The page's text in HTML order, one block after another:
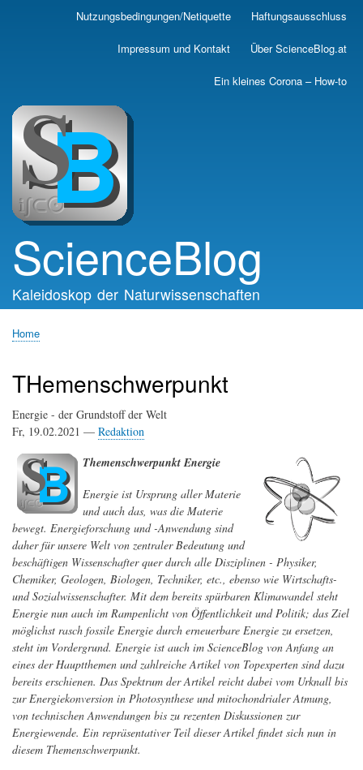
Skip
main
Nutzungsbedingungen/Netiquette Haftungsausschluss
Impressum und Kontakt Über ScienceBlog.at
Ein kleines Corona – How-to
ScienceBlog
Kaleidoskop der Naturwissenschaften
Home
THemenschwerpunkt
Energie - der Grundstoff der Welt
Fr, 19.02.2021 — Redaktion
Themenschwerpunkt Energie
Energie ist Ursprung aller Materie
und auch das, was die Materie
bewegt. Energieforschung und -Anwendung sind
daher für unsere Welt von zentraler Bedeutung und
beschäftigen Wissenschafter quer durch alle Disziplinen - Physiker,
Chemiker, Geologen, Biologen, Techniker, etc., ebenso wie Wirtschafts-
und Sozialwissenschafter. Mit dem bereits spürbaren Klimawandel steht
Energie nun auch im Rampenlicht von Öffentlichkeit und Politik; das Ziel
möglichst rasch fossile Energie durch erneuerbare Energie zu ersetzen,
steht im Vordergrund. Energie ist auch im ScienceBlog von Anfang an
eines der Hauptthemen und zahlreiche Artikel von Topexperten sind dazu
bereits erschienen. Das Spektrum der Artikel reicht dabei vom Urknall bis
zur Energiekonversion in Photosynthese und mitochondrialer Atmung,
von technischen Anwendungen bis zu rezenten Diskussionen zur
Energiewende. Ein repräsentativer Teil dieser Artikel findet sich nun in
diesem Themenschwerpunkt.